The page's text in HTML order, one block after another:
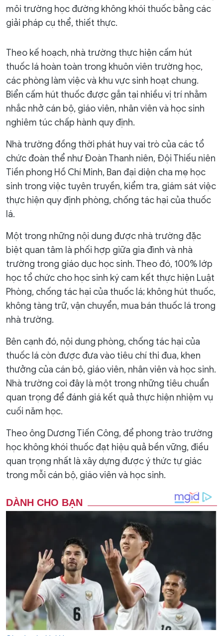
môi trường học đường không khói thuốc bằng các
giải pháp cụ thể, thiết thực.
Theo kế hoạch, nhà trường thực hiện cấm hút
thuốc lá hoàn toàn trong khuôn viên trường học,
các phòng làm việc và khu vực sinh hoạt chung.
Biển cấm hút thuốc được gắn tại nhiều vị trí nhằm
nhắc nhở cán bộ, giáo viên, nhân viên và học sinh
nghiêm túc chấp hành quy định.
Nhà trường đồng thời phát huy vai trò của các tổ
chức đoàn thể như Đoàn Thanh niên, Đội Thiếu niên
Tiền phong Hồ Chí Minh, Ban đại diện cha mẹ học
sinh trong việc tuyên truyền, kiểm tra, giám sát việc
thực hiện quy định phòng, chống tác hại của thuốc
lá.
Một trong những nội dung được nhà trường đặc
biệt quan tâm là phối hợp giữa gia đình và nhà
trường trong giáo dục học sinh. Theo đó, 100% lớp
học tổ chức cho học sinh ký cam kết thực hiện Luật
Phòng, chống tác hại của thuốc lá; không hút thuốc,
không tàng trữ, vận chuyển, mua bán thuốc lá trong
nhà trường.
Bên cạnh đó, nội dung phòng, chống tác hại của
thuốc lá còn được đưa vào tiêu chí thi đua, khen
thưởng của cán bộ, giáo viên, nhân viên và học sinh.
Nhà trường coi đây là một trong những tiêu chuẩn
quan trọng để đánh giá kết quả thực hiện nhiệm vụ
cuối năm học.
Theo ông Dương Tiến Công, để phong trào trường
học không khói thuốc đạt hiệu quả bền vững, điều
quan trọng nhất là xây dựng được ý thức tự giác
trong mỗi cán bộ, giáo viên và học sinh.